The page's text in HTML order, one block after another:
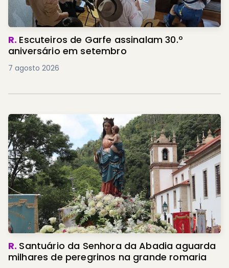
R. Escuteiros de Garfe assinalam 30.º
aniversário em setembro
7 agosto 2026
R. Santuário da Senhora da Abadia aguarda
milhares de peregrinos na grande romaria